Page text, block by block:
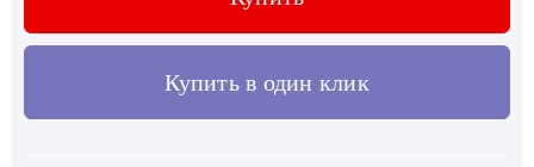
Купить в один клик